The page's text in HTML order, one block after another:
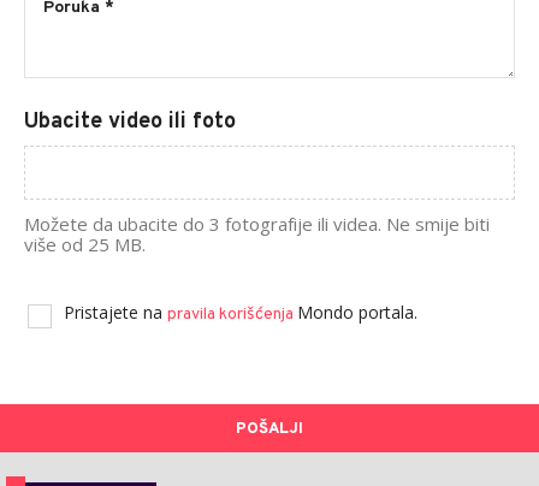
Ubacite video ili foto
Možete da ubacite do 3 fotografije ili videa. Ne smije biti
više od 25 MB.
Pristajete na pravila korišćenja Mondo portala.
POŠALJI